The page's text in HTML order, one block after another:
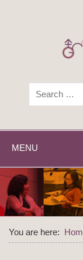
世新大學性別
MENU
You are here: